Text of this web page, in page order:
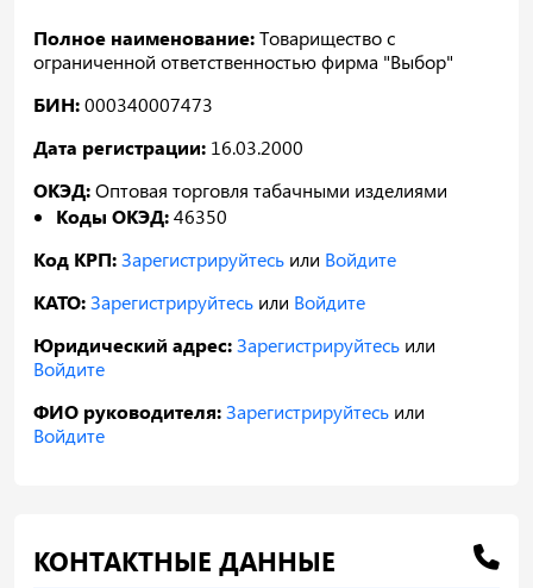
Полное наименование:Товарищество с
ограниченной ответственностью фирма "Выбор"
БИН:000340007473
Дата регистрации: 16.03.2000
ОКЭД:Оптовая торговля табачными изделиями
Коды ОКЭД:46350
Код КРП:Зарегистрируйтесь или Войдите
КАТО:Зарегистрируйтесь или Войдите
Юридический адрес:Зарегистрируйтесь или
Войдите
ФИО руководителя:Зарегистрируйтесь или
Войдите
КОНТАКТНЫЕ ДАННЫЕ